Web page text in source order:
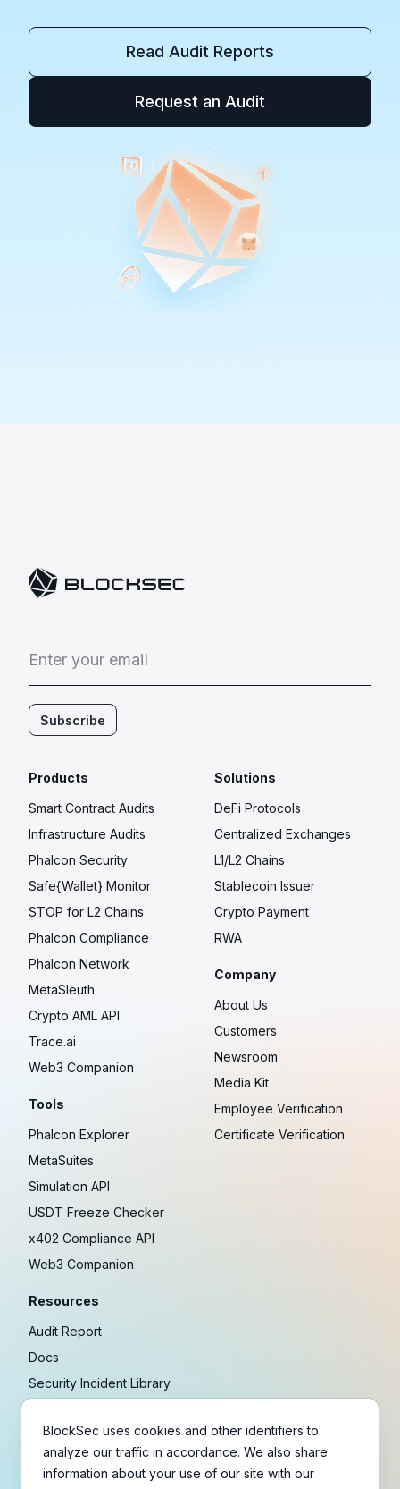
Read Audit Reports
Request an Audit
Enter your email
Subscribe
Products
Smart Contract Audits
Infrastructure Audits
Phalcon Security
Safe{Wallet} Monitor
STOP for L2 Chains
Phalcon Compliance
Phalcon Network
MetaSleuth
Crypto AML API
Trace.ai
Web3 Companion
Tools
Phalcon Explorer
MetaSuites
Simulation API
USDT Freeze Checker
x402 Compliance API
Web3 Companion
Resources
Audit Report
Docs
Security Incident Library
Research
Guides
Solutions
DeFi Protocols
Centralized Exchanges
L1/L2 Chains
Stablecoin Issuer
Crypto Payment
RWA
Company
About Us
Customers
Newsroom
Media Kit
Employee Verification
Certificate Verification
BlockSec uses cookies and other identifiers to
analyze our traffic in accordance. We also share
information about your use of our site with our